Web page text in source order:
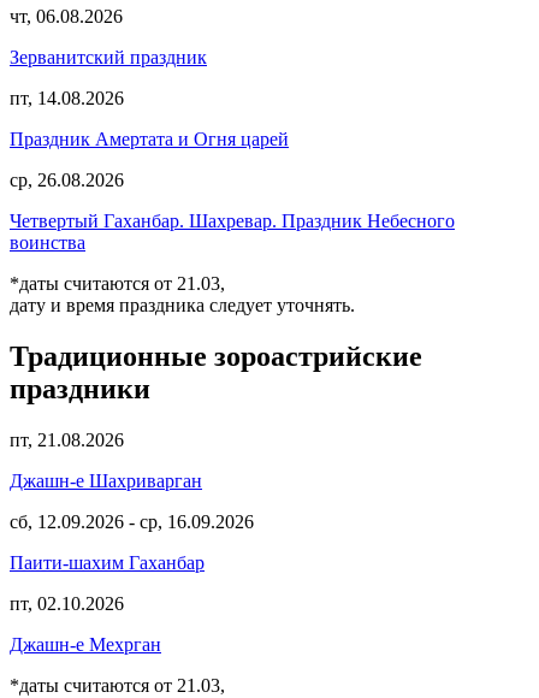
чт, 06.08.2026
Зерванитский праздник
пт, 14.08.2026
Праздник Амертата и Огня царей
ср, 26.08.2026
Четвертый Гаханбар. Шахревар. Праздник Небесного
воинства
*даты считаются от 21.03,
дату и время праздника следует уточнять.
Традиционные зороастрийские
праздники
пт, 21.08.2026
Джашн-е Шахриварган
сб, 12.09.2026 - ср, 16.09.2026
Паити-шахим Гаханбар
пт, 02.10.2026
Джашн-е Мехрган
*даты считаются от 21.03,